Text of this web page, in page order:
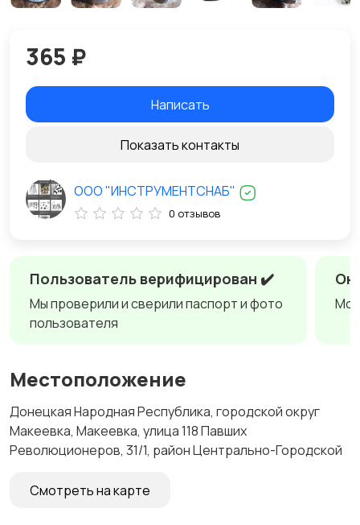
Пользователь верифицирован ✔️
Мы проверили и сверили паспорт и фото
пользователя
Местоположение
Донецкая Народная Республика, городской округ
Макеевка, Макеевка, улица 118 Павших
Революционеров, 31/1, район Центрально-Городской
Смотреть на карте
365 ₽
Написать
Показать контакты
ООО "ИНСТРУМЕНТСНАБ"
0 отзывов